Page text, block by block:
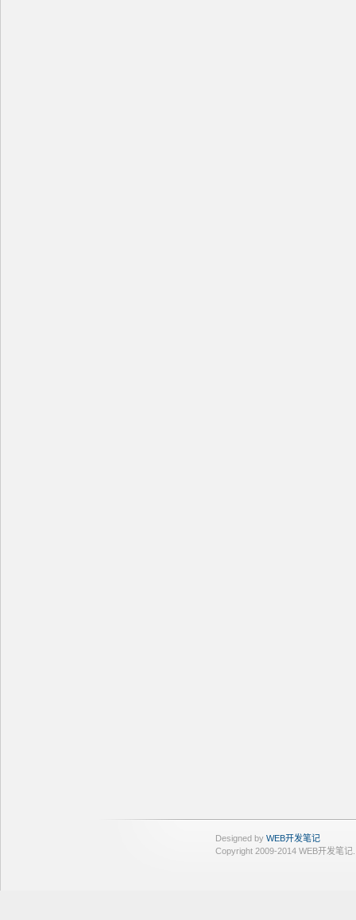
Designed by WEB开发笔记
Copyright 2009-2014 WEB开发笔